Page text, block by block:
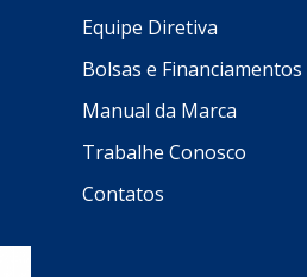
Equipe Diretiva
Bolsas e Financiamentos
Manual da Marca
Trabalhe Conosco
Contatos